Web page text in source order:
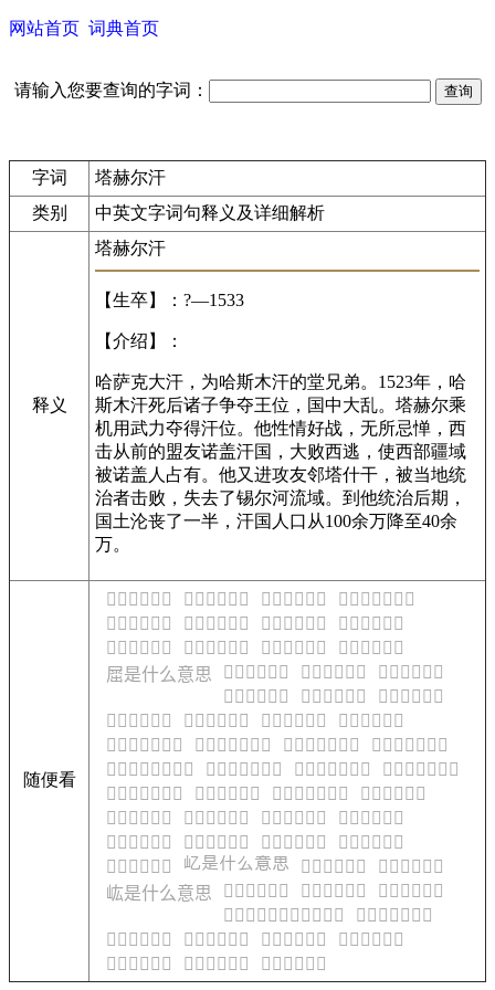
网站首页 词典首页
请输入您要查询的字词：
字词
塔赫尔汗
类别
中英文字词句释义及详细解析
释义
塔赫尔汗
【生卒】：?—1533
【介绍】：
哈萨克大汗，为哈斯木汗的堂兄弟。1523年，哈
斯木汗死后诸子争夺王位，国中大乱。塔赫尔乘
机用武力夺得汗位。他性情好战，无所忌惮，西
击从前的盟友诺盖汗国，大败西逃，使西部疆域
被诺盖人占有。他又进攻友邻塔什干，被当地统
治者击败，失去了锡尔河流域。到他统治后期，
国土沦丧了一半，汗国人口从100余万降至40余
万。
随便看
𡱌是什么意思 𡱑是什么意思 𡱒是什么意思
𡱝武是什么意思
𡱣是什么意思
𡱥是什么意思 𡱷是什么意思
𡱽是什么意思
𡱾是什么意思
𡲗是什么意思 𡲚是什么意思
𡲪是什么意思
𡲬是什么意思
𡲭是什么意思 𡲮是什么意思
𡲰是什么意思
𡲾是什么意思
𡳂是什么意思
𡳄是什么意思
𡳆是什么意思
𡳏是什么意思 𡳚是什么意思
𡳞是什么意思
𡳞囝是什么意思
𡳞屎是什么意思 𡳞抛是什么意思
𡳞核是什么意思
𡳞核籽是什么意思
𡳞脬是什么意思 𡳞葩是什么意思
𡳞蔓是什么意思
𡳞鸟是什么意思
𡳭是什么意思 𡳭蚕是什么意思
𡳯是什么意思
𡳴是什么意思
𡳸是什么意思 𡴅是什么意思
𡴆是什么意思
𡴍是什么意思
𡴎是什么意思 𡴔是什么意思
𡴞是什么意思
𡴫是什么意思
𡴭是什么意思 𡵉是什么意思
𡵌是什么意思
𡵓是什么意思
𡵖是什么意思 𡵙是什么意思
𡵚是什么意思
𡵚老编年诗钞是什么意思
𡵚茶是什么意思
𡵜是什么意思
𡵝是什么意思 𡵻是什么意思
𡶂是什么意思
𡶈是什么意思
𡶉是什么意思 𡶋是什么意思